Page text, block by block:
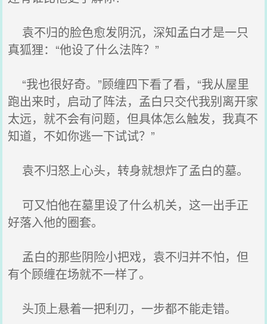
袁不归的脸色愈发阴沉，深知孟白才是一只
真狐狸：“他设了什么法阵？”
“我也很好奇。”顾缠四下看了看，“我从屋里
跑出来时，启动了阵法，孟白只交代我别离开家
太远，就不会有问题，但具体怎么触发，我真不
知道，不如你逃一下试试？”
袁不归怒上心头，转身就想炸了孟白的墓。
可又怕他在墓里设了什么机关，这一出手正
好落入他的圈套。
孟白的那些阴险小把戏，袁不归并不怕，但
有个顾缠在场就不一样了。
头顶上悬着一把利刃，一步都不能走错。